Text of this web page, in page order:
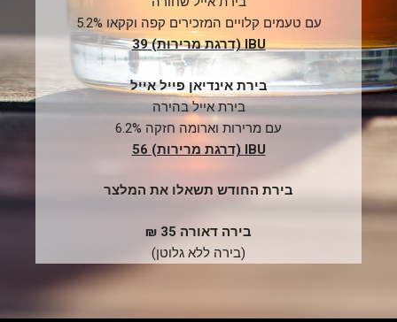
עם טעמים קלויים המזכירים קפה וקקאו 5.2%
IBU (דרגת מרירות) 39
בירת אינדיאן פייל אייל
בירת אייל בהירה
עם מרירות וארומה חזקה 6.2%
IBU (דרגת מרירות) 56
בירת החודש תשאלו את המלצר
בירה דאורה 35 ₪
(בירה ללא גלוטן)